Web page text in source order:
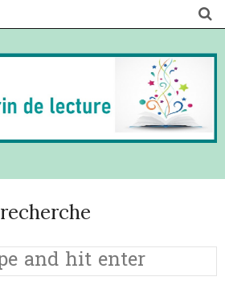
recherche